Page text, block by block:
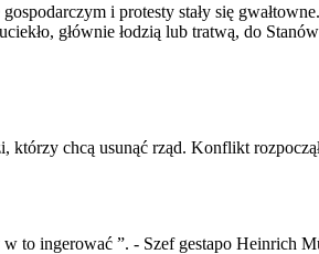
i protesty stały się
głównie łodzią lub tratwą, do Stanów
którzy chcą usunąć rząd. Konflikt
w to ingerować ”. - Szef gestapo Heinrich